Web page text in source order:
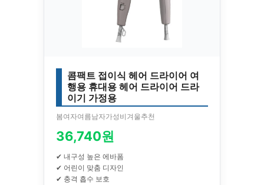
콤팩트 접이식 헤어 드라이어 여
행용 휴대용 헤어 드라이어 드라
이기 가정용
봄여자여름남자가성비겨울추천
36,740원
✔ 내구성 높은 에바폼
✔ 어린이 맞춤 디자인
✔ 충격 흡수 보호